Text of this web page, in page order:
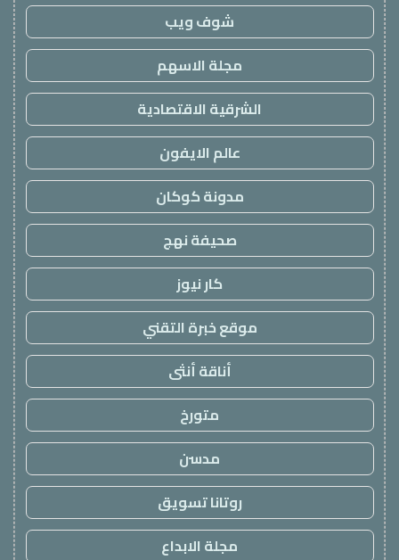
شوف ويب
مجلة الاسهم
الشرقية الاقتصادية
عالم الايفون
مدونة كوكان
صحيفة نهج
كار نيوز
موقع خبرة التقني
أناقة أنثى
متورخ
مدسن
روتانا تسويق
مجلة الابداع